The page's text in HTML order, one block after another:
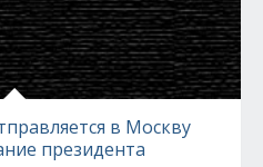
в Москву
президента